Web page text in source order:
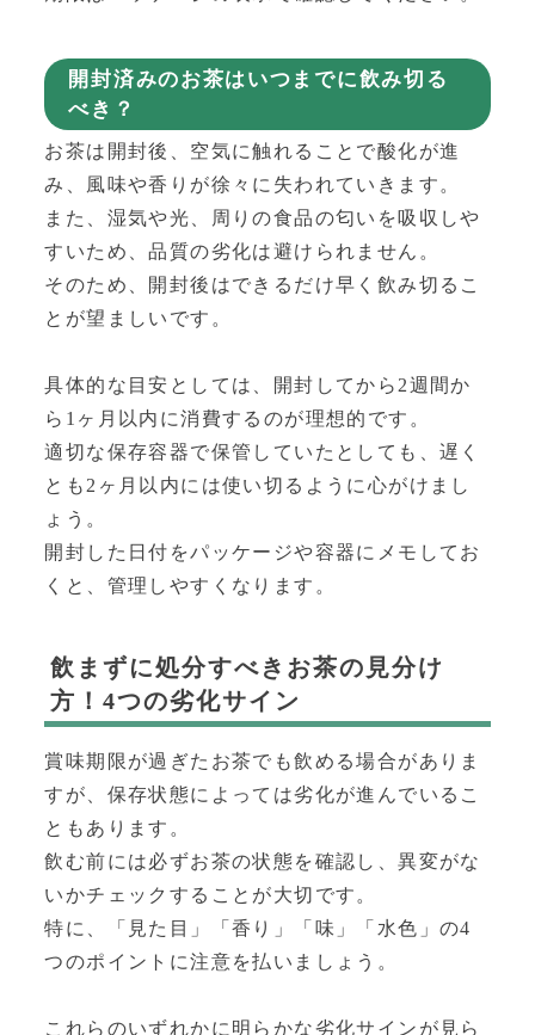
開封済みのお茶はいつまでに飲み切る
べき？
お茶は開封後、空気に触れることで酸化が進
み、風味や香りが徐々に失われていきます。
また、湿気や光、周りの食品の匂いを吸収しや
すいため、品質の劣化は避けられません。
そのため、開封後はできるだけ早く飲み切るこ
とが望ましいです。
具体的な目安としては、開封してから2週間か
ら1ヶ月以内に消費するのが理想的です。
適切な保存容器で保管していたとしても、遅く
とも2ヶ月以内には使い切るように心がけまし
ょう。
開封した日付をパッケージや容器にメモしてお
くと、管理しやすくなります。
飲まずに処分すべきお茶の見分け
方！4つの劣化サイン
賞味期限が過ぎたお茶でも飲める場合がありま
すが、保存状態によっては劣化が進んでいるこ
ともあります。
飲む前には必ずお茶の状態を確認し、異変がな
いかチェックすることが大切です。
特に、「見た目」「香り」「味」「水色」の4
つのポイントに注意を払いましょう。
これらのいずれかに明らかな劣化サインが見ら